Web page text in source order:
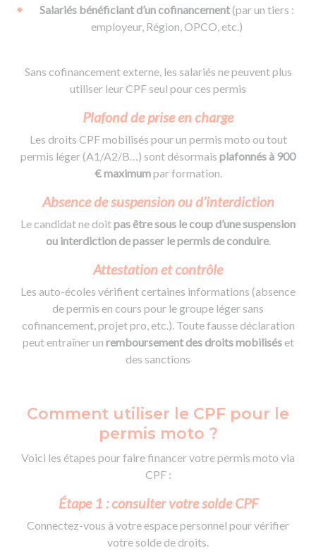
Salariés bénéficiant d’un cofinancement(par un tiers :
employeur, Région, OPCO, etc.)
Sans cofinancement externe, les salariés ne peuvent plus
utiliser leur CPF seul pour ces permis
Plafond de prise en charge
Les droits CPF mobilisés pour un permis moto ou tout
permis léger (A1/A2/B…) sont désormais plafonnés à 900
€ maximumpar formation.
Absence de suspension ou d’interdiction
Le candidat ne doitpas être sous le coup d’une suspension
ou interdiction de passer le permis de conduire.
Attestation et contrôle
Les auto-écoles vérifient certaines informations (absence
de permis en cours pour le groupe léger sans
cofinancement, projet pro, etc.). Toute fausse déclaration
peut entraîner un remboursement des droits mobiliséset
des sanctions
Comment utiliser le CPF pour le
permis moto ?
Voici les étapes pour faire financer votre permis moto via
CPF :
Étape 1 : consulter votre solde CPF
Connectez-vous à votre espace personnel pour vérifier
votre solde de droits.